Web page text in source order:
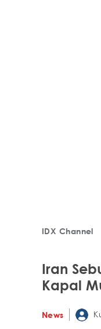
IDX Channel
Iran
Kapal
News